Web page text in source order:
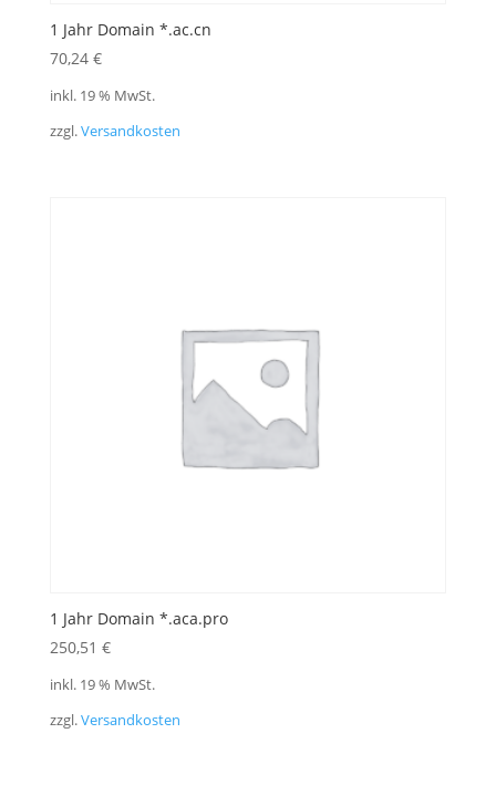
1 Jahr Domain *.ac.cn
70,24 €
inkl. 19 % MwSt.
zzgl.Versandkosten
1 Jahr Domain *.aca.pro
250,51 €
inkl. 19 % MwSt.
zzgl.Versandkosten